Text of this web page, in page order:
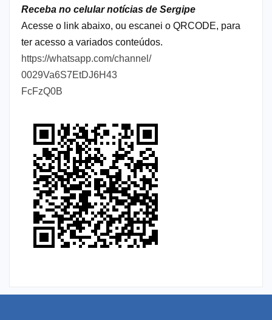
Receba no celular notícias de Sergipe
Acesse o link abaixo, ou escanei o QRCODE, para
ter acesso a variados conteúdos.
https://whatsapp.com/channel/
0029Va6S7EtDJ6H43
FcFzQ0B